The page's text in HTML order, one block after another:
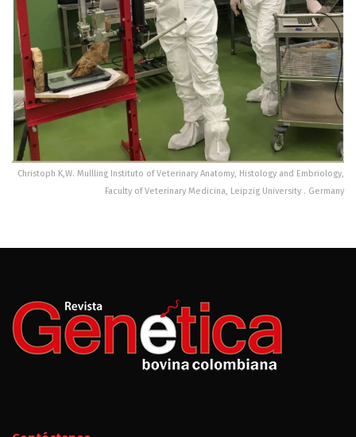
Christoph K,W. Mullling Instituto of Veterinary Anatomy, Histology and Embriology,
Faculty of Veterinary Medicina, Leipzig University . Germany